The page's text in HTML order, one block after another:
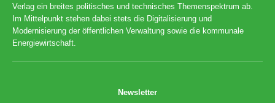
Verlag ein breites politisches und technisches Themenspektrum ab.
Im Mittelpunkt stehen dabei stets die Digitalisierung und
Modernisierung der öffentlichen Verwaltung sowie die kommunale
Energiewirtschaft.
Newsletter